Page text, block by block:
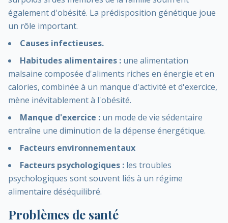
également d'obésité. La prédisposition génétique joue
un rôle important.
Causes infectieuses.
Habitudes alimentaires : une alimentation
malsaine composée d'aliments riches en énergie et en
calories, combinée à un manque d'activité et d'exercice,
mène inévitablement à l'obésité.
Manque d'exercice : un mode de vie sédentaire
entraîne une diminution de la dépense énergétique.
Facteurs environnementaux
Facteurs psychologiques : les troubles
psychologiques sont souvent liés à un régime
alimentaire déséquilibré.
Problèmes de santé